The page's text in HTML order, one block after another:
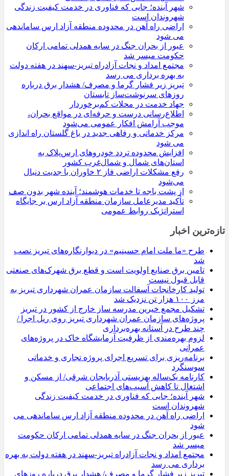
شهر آینده؛ جایی که فناوری در خدمت کیفیت زندگی
شهروندان است
اراضی راه آهن در محدوده منطقه آزاد ارس ساماندهی
می شود
عبور از بحران جنگ در سایه همدلی تمامی ارکان
حکومت میسر شد
مجتمع امداد و نجات آزادراه تبریز-سهند در هفته دولت
به بهره ‌برداری می‌ رسد
تبریز زیر فشار گرما و مصرف/ هشدار برق درباره
روزهای سرنوشت‌ساز تابستان
جهاد خدمت در محلات کم‌برخوردار
اطلاع‌رسانی درست و حرفه‌ای در مواقع بحران،
موجب آرامش افکار عمومی می‌شود
مرکز خدماتی و رفاهی جدید در باغ گلستان راه اندازی
می شود
افزایش محدوده تردد خودروهای ارس‌پلاک به
استان‌های شمال و شمال‌غرب کشور
رفع مشکلات اراضی فاز ۲ خاوران با جدیت دنبال
می‌شود
از پشت باجه تا خدمات هوشمند؛ آینده شهر بدون صف
تأکید مدیرعامل سازمان منطقه آزاد ارس بر جایگاه
استراتژیک روابط عمومی
تازه‌ترین اخبار
طرح «ما ملت امام حسینیم» در دیوارنگاره‌های تبریز نصب
شد
تامین برق صنایع اولویت است و قطع برق شهرک‌های صنعتی
قابل قبول نیست
تولید کارخانجات آسفالت سازمان عمران شهرداری تبریز به
مرز ۱۰۰ هزار تن نزدیک شد
تشکیل مجمع خیرین مدرسه ‌ساز خارج از کشور در تبریز
پروژه‌های سازمان عمران شهرداری تبریز روی ریل اجرا /
چند طرح در آستانه بهره‌برداری
لزوم بهره‌مندی از ظرفیت آزمایشگاه خاک در پروژه‌های
عمرانی
برنامه‌ریزی برای تسریع اجرای پروژه تجاری و خدماتی
سوسنگرد
کارنامه یک‌ساله بهزیستی آذربایجان شرقی/ از مسکن و
اشتغال تا کاهش آسیب‌های اجتماعی
شهر آینده؛ جایی که فناوری در خدمت کیفیت زندگی
شهروندان است
اراضی راه آهن در محدوده منطقه آزاد ارس ساماندهی می
شود
عبور از بحران جنگ در سایه همدلی تمامی ارکان حکومت
میسر شد
مجتمع امداد و نجات آزادراه تبریز-سهند در هفته دولت به بهره
‌برداری می‌ رسد
تبریز زیر فشار گرما و مصرف/ هشدار برق درباره روزهای